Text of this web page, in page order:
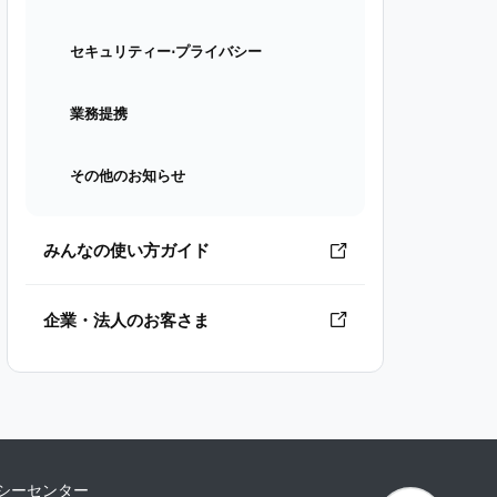
セキュリティー⋅プライバシー
業務提携
その他のお知らせ
みんなの使い方ガイド
企業・法人のお客さま
ーセンター